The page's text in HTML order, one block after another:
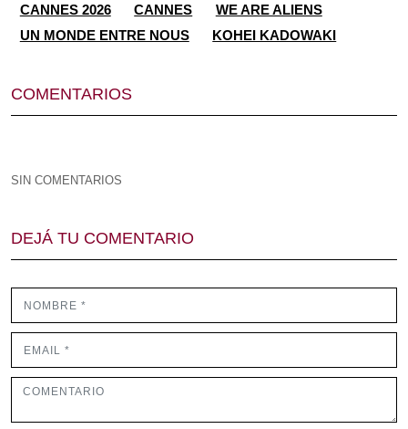
CANNES 2026
CANNES
WE ARE ALIENS
UN MONDE ENTRE NOUS
KOHEI KADOWAKI
COMENTARIOS
SIN COMENTARIOS
DEJÁ TU COMENTARIO